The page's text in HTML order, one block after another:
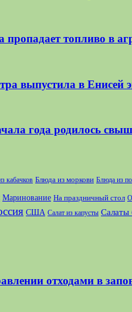
топливо в
выпустила в Енисей
года родилось
кабачков Блюда из моркови Блюда из
Маринование На праздничный стол
США Салат из капусты Салаты
отходами в